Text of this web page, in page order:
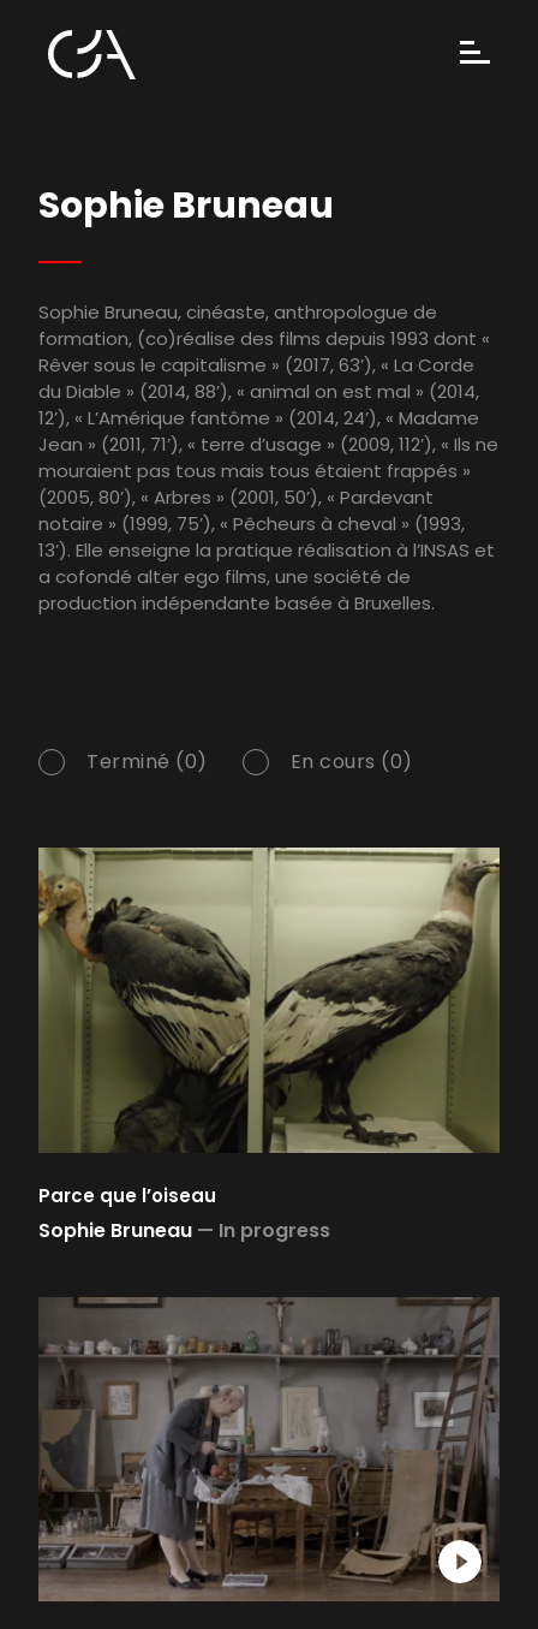
Sophie Bruneau
Sophie Bruneau, cinéaste, anthropologue de
formation, (co)réalise des films depuis 1993 dont «
Rêver sous le capitalisme » (2017, 63’), « La Corde
du Diable » (2014, 88’), « animal on est mal » (2014,
12’), « L’Amérique fantôme » (2014, 24’), « Madame
Jean » (2011, 71’), « terre d’usage » (2009, 112’), « Ils ne
mouraient pas tous mais tous étaient frappés »
(2005, 80’), « Arbres » (2001, 50’), « Pardevant
notaire » (1999, 75’), « Pêcheurs à cheval » (1993,
13’). Elle enseigne la pratique réalisation à l’INSAS et
a cofondé alter ego films, une société de
production indépendante basée à Bruxelles.
Terminé (0) En cours (0)
Parce que l’oiseau
Sophie Bruneau — In progress